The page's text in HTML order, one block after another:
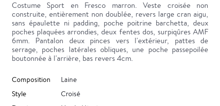
Costume Sport en Fresco marron. Veste croisée non
construite, entièrement non doublée, revers large cran aigu,
sans épaulette ni padding, poche poitrine barchetta, deux
poches plaquées arrondies, deux fentes dos, surpiqûres AMF
6mm. Pantalon deux pinces vers l'extérieur, pattes de
serrage, poches latérales obliques, une poche passepoilée
boutonnée à l'arrière, bas revers 4cm.
Composition
Laine
Style
Croisé